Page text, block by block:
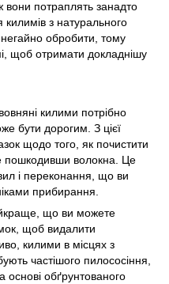
вони потраплять занадто
з натурального
обробити, тому
щоб отримати докладнішу
килими потрібно
бути дорогим. З цієї
щодо того, як почистити
пошкодивши волокна. Це
і переконання, що ви
прибирання.
що ви можете
щоб видалити
килими в місцях з
частішого пилососіння,
основі обґрунтованого